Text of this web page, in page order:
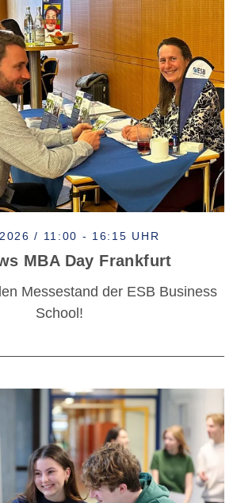
/ 11:00 - 16:15 UHR
MBA Day Frankfurt
Messestand der ESB Business
School!